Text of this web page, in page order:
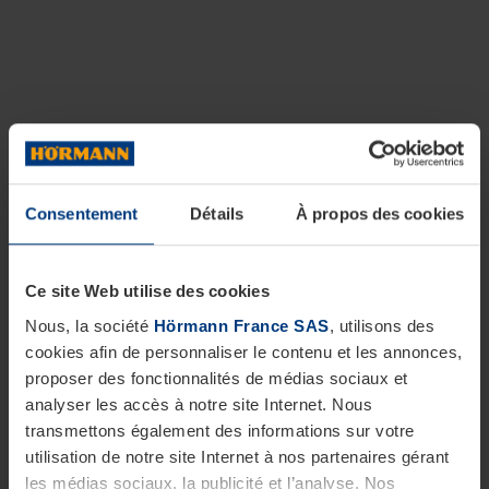
Consentement Détails À propos des cookies
Ce site Web utilise des cookies
Nous, la société Hörmann France SAS, utilisons des
cookies afin de personnaliser le contenu et les annonces,
proposer des fonctionnalités de médias sociaux et
analyser les accès à notre site Internet. Nous
transmettons également des informations sur votre
utilisation de notre site Internet à nos partenaires gérant
les médias sociaux, la publicité et l’analyse. Nos